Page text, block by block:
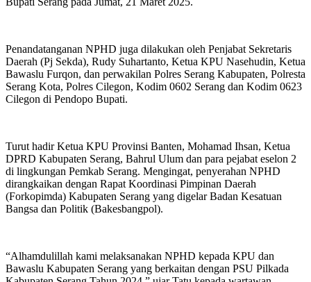
Penandatanganan NPHD juga dilakukan oleh Penjabat Sekretaris
Daerah (Pj Sekda), Rudy Suhartanto, Ketua KPU Nasehudin, Ketua
Bawaslu Furqon, dan perwakilan Polres Serang Kabupaten, Polresta
Serang Kota, Polres Cilegon, Kodim 0602 Serang dan Kodim 0623
Cilegon di Pendopo Bupati.
Turut hadir Ketua KPU Provinsi Banten, Mohamad Ihsan, Ketua
DPRD Kabupaten Serang, Bahrul Ulum dan para pejabat eselon 2
di lingkungan Pemkab Serang. Mengingat, penyerahan NPHD
dirangkaikan dengan Rapat Koordinasi Pimpinan Daerah
(Forkopimda) Kabupaten Serang yang digelar Badan Kesatuan
Bangsa dan Politik (Bakesbangpol).
“Alhamdulillah kami melaksanakan NPHD kepada KPU dan
Bawaslu Kabupaten Serang yang berkaitan dengan PSU Pilkada